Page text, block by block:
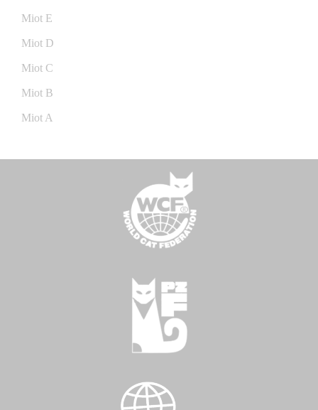
Miot E
Miot D
Miot C
Miot B
Miot A